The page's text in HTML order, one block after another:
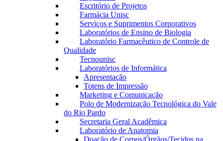
Escritório de Projetos
Farmácia Unisc
Serviços e Suprimentos Corporativos
Laboratórios de Ensino de Biologia
Laboratório Farmacêutico de Controle de
Qualidade
Tecnounisc
Laboratórios de Informática
Apresentação
Totens de Impressão
Marketing e Comunicação
Polo de Modernização Tecnológica do Vale
do Rio Pardo
Secretaria Geral Acadêmica
Laboratório de Anatomia